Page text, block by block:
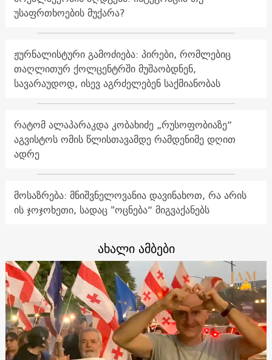
უსაფრთხოების მუქარა?
ჟურნალისტური გამოძიება: პირები, რომლებიც
თაღლითურ ქოლცენტრში მუშაობდნენ,
სავარაუდოდ, ისევ აგრძელებენ საქმიანობას
რატომ ალაპარაკდა კობახიძე „რუსოფობიაზე“
აგვისტოს ომის წლისთავამდე რამდენიმე დღით
ადრე
მოსაზრება: მნიშვნელოვანია დავინახოთ, რა არის
ის ჯოჯოხეთი, სადაც "ოცნება“ მიგვაქანებს
ახალი ამბები